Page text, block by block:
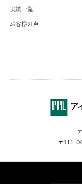
実績一覧
お客様の声
〒111-